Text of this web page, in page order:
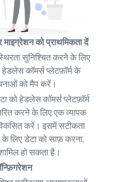
को प्राथमिकता दें
सुनिश्चित करने के लिए
कॉमर्स प्लेटफ़ॉर्म के
को मैप करें।
को हेडलेस कॉमर्स प्लेटफ़ॉर्म
करने के लिए एक व्यापक
करें। इसमें सटीकता
लिए डेटा को साफ़ करना,
हो सकता है।